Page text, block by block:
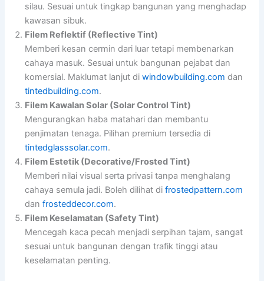
silau. Sesuai untuk tingkap bangunan yang menghadap
kawasan sibuk.
Filem Reflektif (Reflective Tint)
Memberi kesan cermin dari luar tetapi membenarkan
cahaya masuk. Sesuai untuk bangunan pejabat dan
komersial. Maklumat lanjut diwindowbuilding.com dan
tintedbuilding.com.
Filem Kawalan Solar (Solar Control Tint)
Mengurangkan haba matahari dan membantu
penjimatan tenaga. Pilihan premium tersedia di
tintedglasssolar.com.
Filem Estetik (Decorative/Frosted Tint)
Memberi nilai visual serta privasi tanpa menghalang
cahaya semula jadi. Boleh dilihat difrostedpattern.com
danfrosteddecor.com.
Filem Keselamatan (Safety Tint)
Mencegah kaca pecah menjadi serpihan tajam, sangat
sesuai untuk bangunan dengan trafik tinggi atau
keselamatan penting.